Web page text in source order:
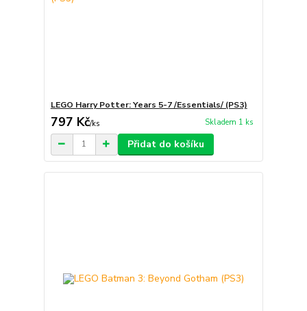
LEGO Harry Potter: Years 5-7 /Essentials/ (PS3)
797 Kč/ks Skladem 1 ks
Přidat do košíku